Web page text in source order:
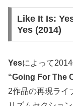
Like It Is:
Yes (2014)
Yesによって
“Going For The
2作品の再現ライ